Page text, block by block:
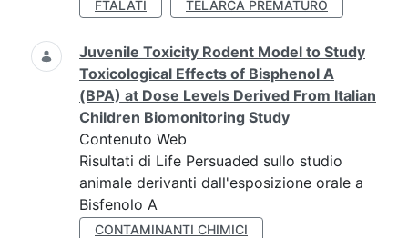
FTALATI
TELARCA PREMATURO
Juvenile Toxicity Rodent Model to Study
Toxicological Effects of Bisphenol A
(BPA) at Dose Levels Derived From Italian
Children Biomonitoring Study
Contenuto Web
Risultati di Life Persuaded sullo studio
animale derivanti dall'esposizione orale a
Bisfenolo A
CONTAMINANTI CHIMICI